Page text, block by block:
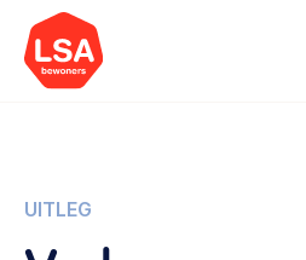
Onderwerpen
UITLEG